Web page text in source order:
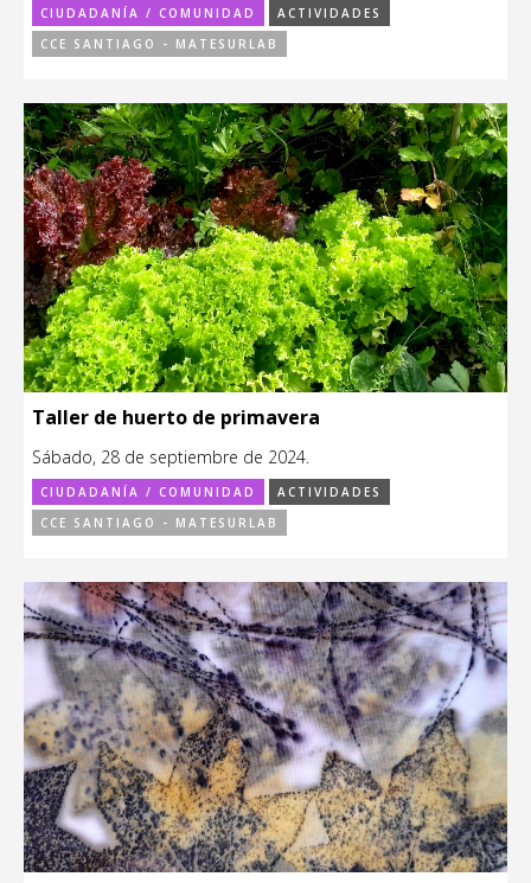
CIUDADANÍA / COMUNIDAD
ACTIVIDADES
CCE SANTIAGO - MATESURLAB
Taller de huerto de primavera
Sábado, 28 de septiembre de 2024.
CIUDADANÍA / COMUNIDAD
ACTIVIDADES
CCE SANTIAGO - MATESURLAB